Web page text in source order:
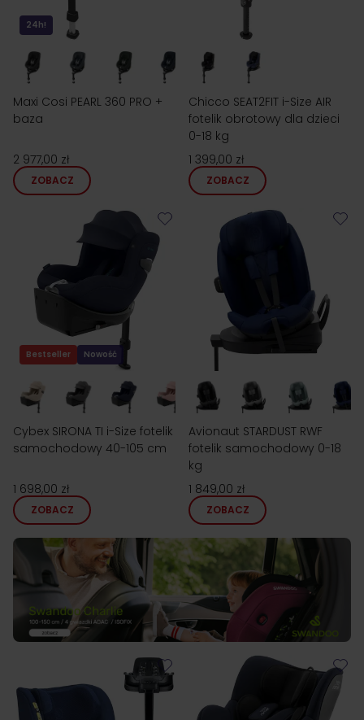
24h!
Maxi Cosi PEARL 360 PRO +
baza
2 977,00 zł
ZOBACZ
Chicco SEAT2FIT i-Size AIR
fotelik obrotowy dla dzieci
0-18 kg
1 399,00 zł
ZOBACZ
Bestseller Nowość
Cybex SIRONA TI i-Size fotelik
samochodowy 40-105 cm
1 698,00 zł
ZOBACZ
Avionaut STARDUST RWF
fotelik samochodowy 0-18
kg
1 849,00 zł
ZOBACZ